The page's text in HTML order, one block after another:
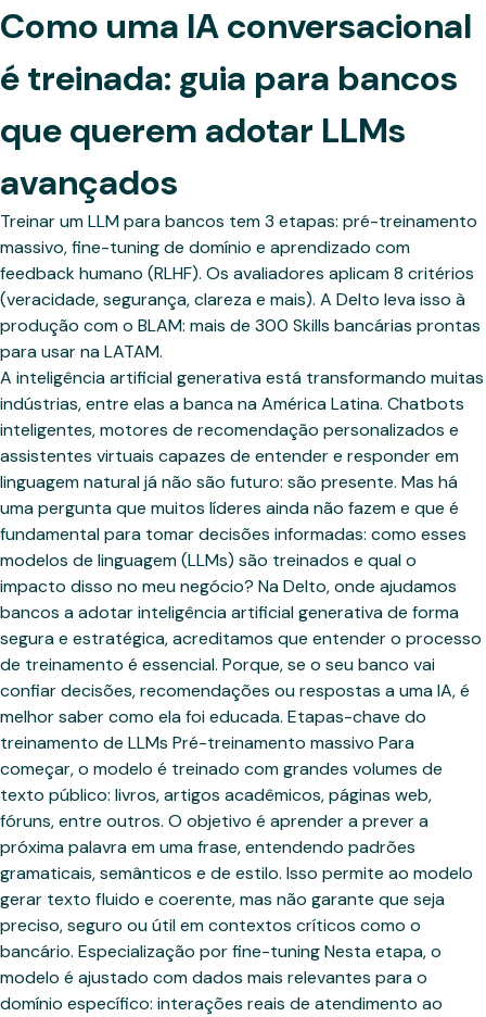
Como uma IA conversacional
é treinada: guia para bancos
que querem adotar LLMs
avançados
Treinar um LLM para bancos tem 3 etapas: pré-treinamento
massivo, fine-tuning de domínio e aprendizado com
feedback humano (RLHF). Os avaliadores aplicam 8 critérios
(veracidade, segurança, clareza e mais). A Delto leva isso à
produção com o BLAM: mais de 300 Skills bancárias prontas
para usar na LATAM.
A inteligência artificial generativa está transformando muitas
indústrias, entre elas a banca na América Latina. Chatbots
inteligentes, motores de recomendação personalizados e
assistentes virtuais capazes de entender e responder em
linguagem natural já não são futuro: são presente. Mas há
uma pergunta que muitos líderes ainda não fazem e que é
fundamental para tomar decisões informadas: como esses
modelos de linguagem (LLMs) são treinados e qual o
impacto disso no meu negócio? Na Delto, onde ajudamos
bancos a adotar inteligência artificial generativa de forma
segura e estratégica, acreditamos que entender o processo
de treinamento é essencial. Porque, se o seu banco vai
confiar decisões, recomendações ou respostas a uma IA, é
melhor saber como ela foi educada. Etapas-chave do
treinamento de LLMs Pré-treinamento massivo Para
começar, o modelo é treinado com grandes volumes de
texto público: livros, artigos acadêmicos, páginas web,
fóruns, entre outros. O objetivo é aprender a prever a
próxima palavra em uma frase, entendendo padrões
gramaticais, semânticos e de estilo. Isso permite ao modelo
gerar texto fluido e coerente, mas não garante que seja
preciso, seguro ou útil em contextos críticos como o
bancário. Especialização por fine-tuning Nesta etapa, o
modelo é ajustado com dados mais relevantes para o
domínio específico: interações reais de atendimento ao